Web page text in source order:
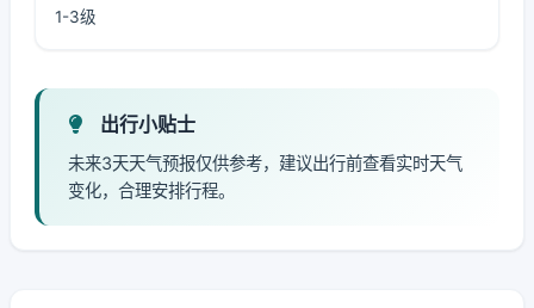
1-3级
出行小贴士
未来3天天气预报仅供参考，建议出行前查看实时天气
变化，合理安排行程。